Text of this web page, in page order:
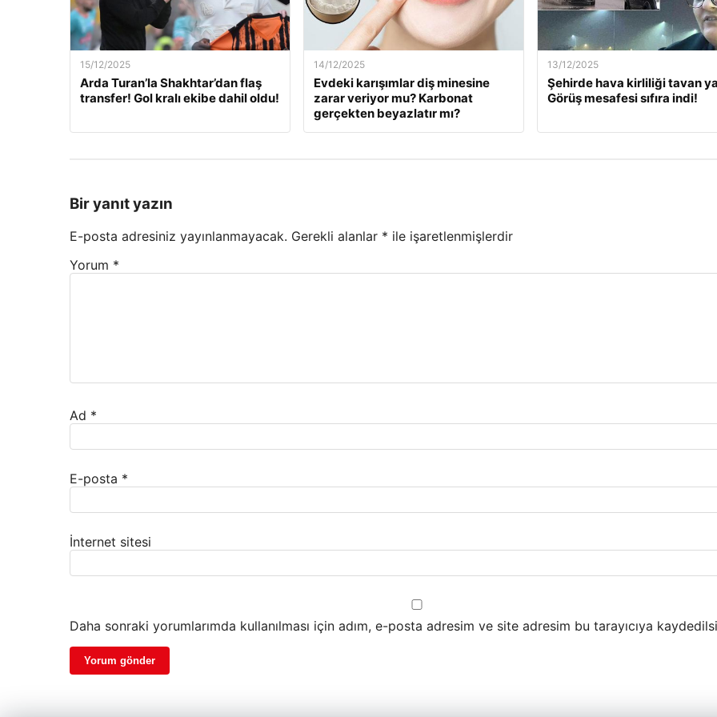
15/12/2025
Arda Turan’la Shakhtar’dan flaş
transfer! Gol kralı ekibe dahil oldu!
14/12/2025
Evdeki karışımlar diş minesine
zarar veriyor mu? Karbonat
gerçekten beyazlatır mı?
13/12/2025
Şehirde hava kirliliği tavan
Görüş mesafesi sıfıra indi!
Bir yanıt yazın
E-posta adresiniz yayınlanmayacak. Gerekli alanlar * ile işaretlenmişlerdir
Yorum *
Ad *
E-posta *
İnternet sitesi
Daha sonraki yorumlarımda kullanılması için adım, e-posta adresim ve site adresim bu tarayıcıya